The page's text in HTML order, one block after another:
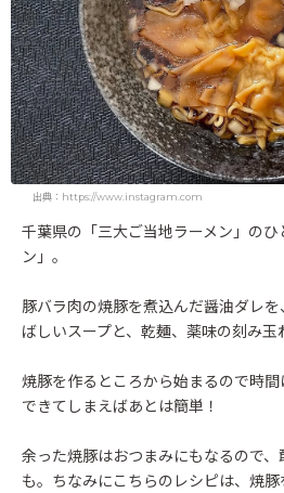
出典：https://www.instagram.com
千葉県の「三大ご当地ラーメン」のひ
ン」。
豚バラ肉の焼豚を煮込んだ醤油ダレ
ばしいスープと、乾麺、薬味の刻み玉
焼豚を作るところから始まるので時
できてしまえばあとは簡単！
余った焼豚はおつまみにもなるので、
も。ちなみにこちらのレシピは、焼